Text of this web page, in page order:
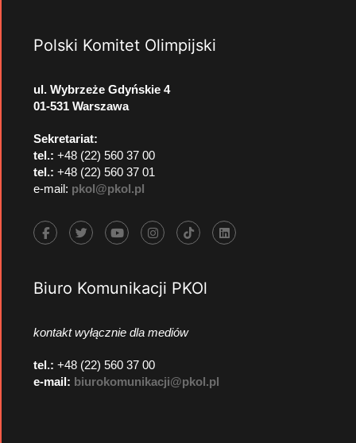
Polski Komitet Olimpijski
ul. Wybrzeże Gdyńskie 4
01-531 Warszawa
Sekretariat:
tel.: +48 (22) 560 37 00
tel.: +48 (22) 560 37 01
e-mail: pkol@pkol.pl
Biuro Komunikacji PKOl
kontakt wyłącznie dla mediów
tel.: +48 (22) 560 37 00
e-mail: biurokomunikacji@pkol.pl